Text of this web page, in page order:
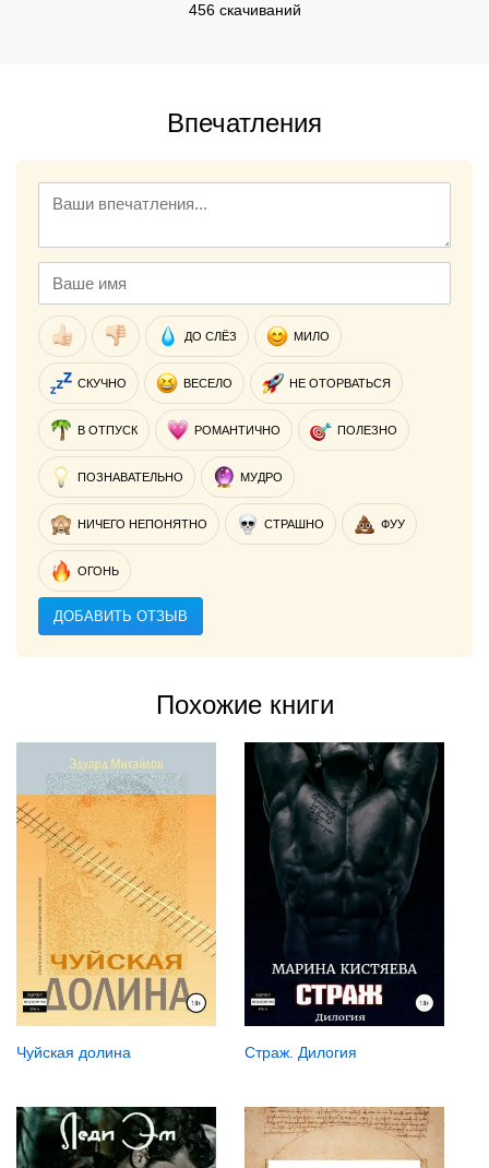
456 скачиваний
Впечатления
ДО СЛЁЗ МИЛО
СКУЧНО ВЕСЕЛО НЕ ОТОРВАТЬСЯ
В ОТПУСК РОМАНТИЧНО ПОЛЕЗНО
ПОЗНАВАТЕЛЬНО МУДРО
НИЧЕГО НЕПОНЯТНО СТРАШНО ФУУ
ОГОНЬ
ДОБАВИТЬ ОТЗЫВ
Похожие книги
Чуйская долина Страж. Дилогия